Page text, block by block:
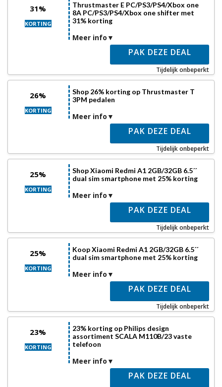
31%
KORTING
Thrustmaster E PC/PS3/PS4/Xbox one
8A PC/PS3/PS4/Xbox one shifter met
31% korting
Meer info
PAK DEZE DEAL
Tijdelijk onbeperkt
26%
KORTING
Shop 26% korting op Thrustmaster T
3PM pedalen
Meer info
PAK DEZE DEAL
Tijdelijk onbeperkt
25%
KORTING
Shop Xiaomi Redmi A1 2GB/32GB 6.5´´
dual sim smartphone met 25% korting
Meer info
PAK DEZE DEAL
Tijdelijk onbeperkt
25%
KORTING
Koop Xiaomi Redmi A1 2GB/32GB 6.5´´
dual sim smartphone met 25% korting
Meer info
PAK DEZE DEAL
Tijdelijk onbeperkt
23%
KORTING
23% korting op Philips design
assortiment SCALA M110B/23 vaste
telefoon
Meer info
PAK DEZE DEAL